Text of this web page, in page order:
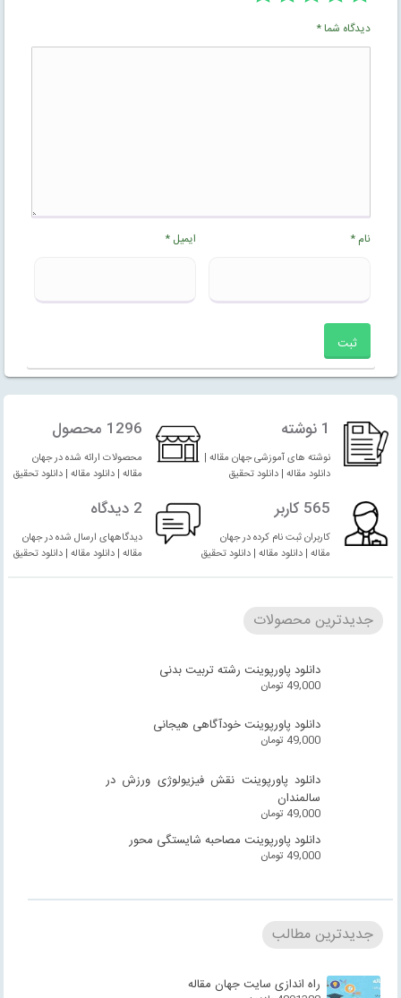
دیدگاه شما*
نام* ایمیل*
1 نوشته
نوشته های آموزشی جهان مقاله |
دانلود مقاله | دانلود تحقیق
1296 محصول
محصولات ارائه شده در جهان
مقاله | دانلود مقاله | دانلود تحقیق
565 کاربر
کاربران ثبت نام کرده در جهان
مقاله | دانلود مقاله | دانلود تحقیق
2 دیدگاه
دیدگاههای ارسال شده در جهان
مقاله | دانلود مقاله | دانلود تحقیق
جدیدترین محصولات
دانلود پاورپوینت رشته تربیت بدنی
49,000 تومان
دانلود پاورپوینت خودآگاهی هیجانی
49,000 تومان
دانلود پاورپوینت نقش فیزیولوژی ورزش در
سالمندان
49,000 تومان
دانلود پاورپوینت مصاحبه شایستگی محور
49,000 تومان
جدیدترین مطالب
راه اندازی سایت جهان مقاله